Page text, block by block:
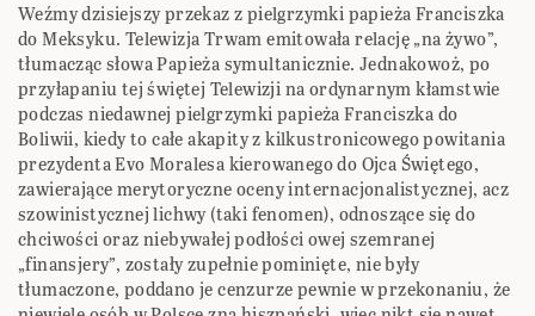
Weźmy dzisiejszy przekaz z pielgrzymki papieża Franciszka
do Meksyku. Telewizja Trwam emitowała relację „na żywo”,
tłumacząc słowa Papieża symultanicznie. Jednakowoż, po
przyłapaniu tej świętej Telewizji na ordynarnym kłamstwie
podczas niedawnej pielgrzymki papieża Franciszka do
Boliwii, kiedy to całe akapity z kilkustronicowego powitania
prezydenta Evo Moralesa kierowanego do Ojca Świętego,
zawierające merytoryczne oceny internacjonalistycznej, acz
szowinistycznej lichwy (taki fenomen), odnoszące się do
chciwości oraz niebywałej podłości owej szemranej
„finansjery”, zostały zupełnie pominięte, nie były
tłumaczone, poddano je cenzurze pewnie w przekonaniu, że